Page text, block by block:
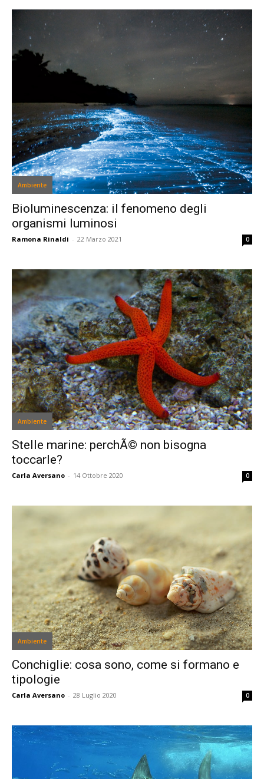
Ambiente
Bioluminescenza: il fenomeno degli
organismi luminosi
Ramona Rinaldi - 22 Marzo 2021 0
Ambiente
Stelle marine: perchÃ© non bisogna
toccarle?
Carla Aversano - 14 Ottobre 2020 0
Ambiente
Conchiglie: cosa sono, come si formano e
tipologie
Carla Aversano - 28 Luglio 2020 0